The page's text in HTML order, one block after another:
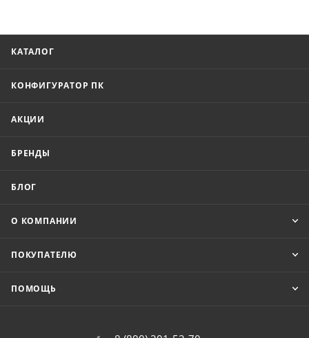
КАТАЛОГ
КОНФИГУРАТОР ПК
АКЦИИ
БРЕНДЫ
БЛОГ
О КОМПАНИИ
ПОКУПАТЕЛЮ
ПОМОЩЬ